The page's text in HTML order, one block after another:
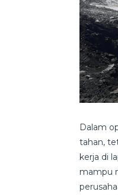
Dalam
tahan,
kerja di
mampu